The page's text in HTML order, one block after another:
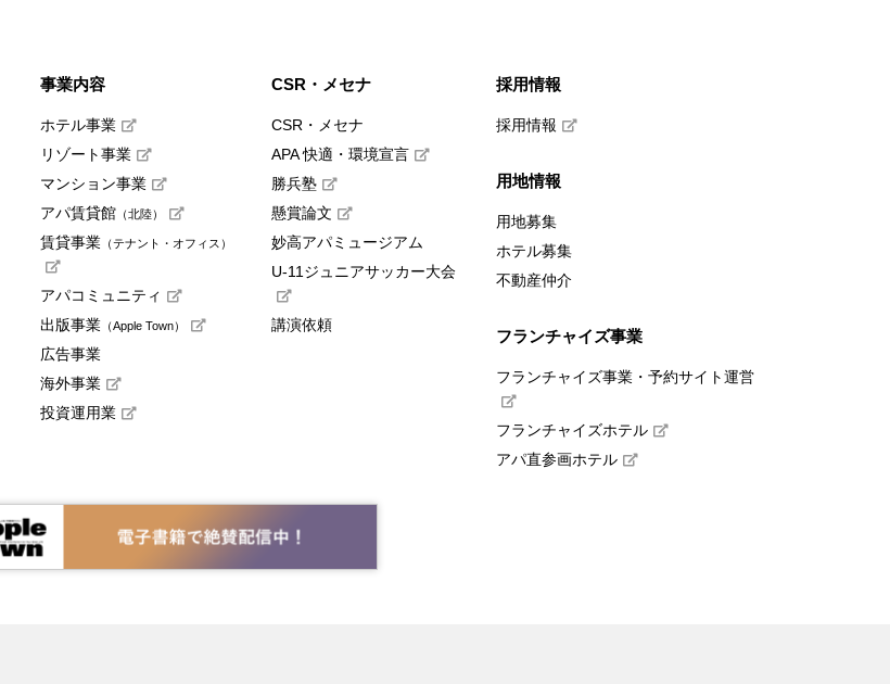
事業内容
ホテル事業
リゾート事業
マンション事業
アパ賃貸館（北陸）
賃貸事業（テナント・オフィス）
アパコミュニティ
出版事業（Apple Town）
広告事業
海外事業
投資運用業
CSR・メセナ
CSR・メセナ
APA 快適・環境宣言
勝兵塾
懸賞論文
妙高アパミュージアム
U-11ジュニアサッカー大会
講演依頼
採用情報
採用情報
用地情報
用地募集
ホテル募集
不動産仲介
フランチャイズ事業
フランチャイズ事業・予約サイト運営
フランチャイズホテル
アパ直参画ホテル